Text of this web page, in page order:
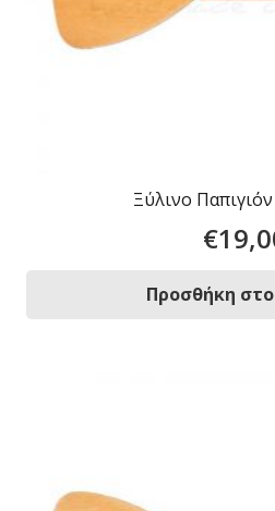
Ξύλινο
€
Προσθήκη